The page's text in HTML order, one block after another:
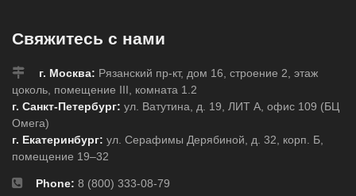
Свяжитесь с нами
г. Москва: Рязанский пр-кт, дом 16, строение 2, этаж
цоколь, помещение III, комната 1.2
г. Санкт-Петербург: ул. Ватутина, д. 19, ЛИТ А, офис 109 (БЦ
Омега)
г. Екатеринбург: ул. Серафимы Дерябиной, д. 32, корп. Б,
помещение 19–32
Phone: 8 (800) 333-08-79